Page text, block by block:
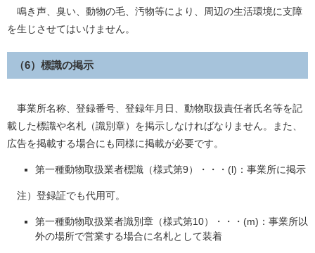
鳴き声、臭い、動物の毛、汚物等により、周辺の生活環境に支障
を生じさせてはいけません。
（6）標識の掲示
事業所名称、登録番号、登録年月日、動物取扱責任者氏名等を記
載した標識や名札（識別章）を掲示しなければなりません。また、
広告を掲載する場合にも同様に掲載が必要です。
第一種動物取扱業者標識（様式第9）・・・(l)：事業所に掲示
注）登録証でも代用可。
第一種動物取扱業者識別章（様式第10）・・・(m)：事業所以
外の場所で営業する場合に名札として装着